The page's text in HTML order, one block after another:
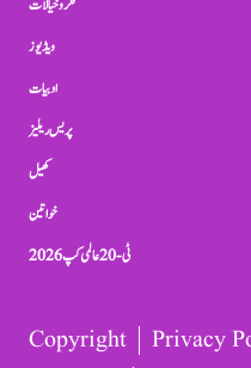
فکر و خیالات
ویڈیوز
ادبیات
پریس ریلیز
کھیل
خواتین
ٹی-20 عالمی کپ 2026
Copyright Privacy